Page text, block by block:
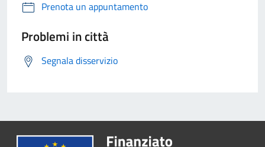
Prenota un appuntamento
Problemi in città
Segnala disservizio